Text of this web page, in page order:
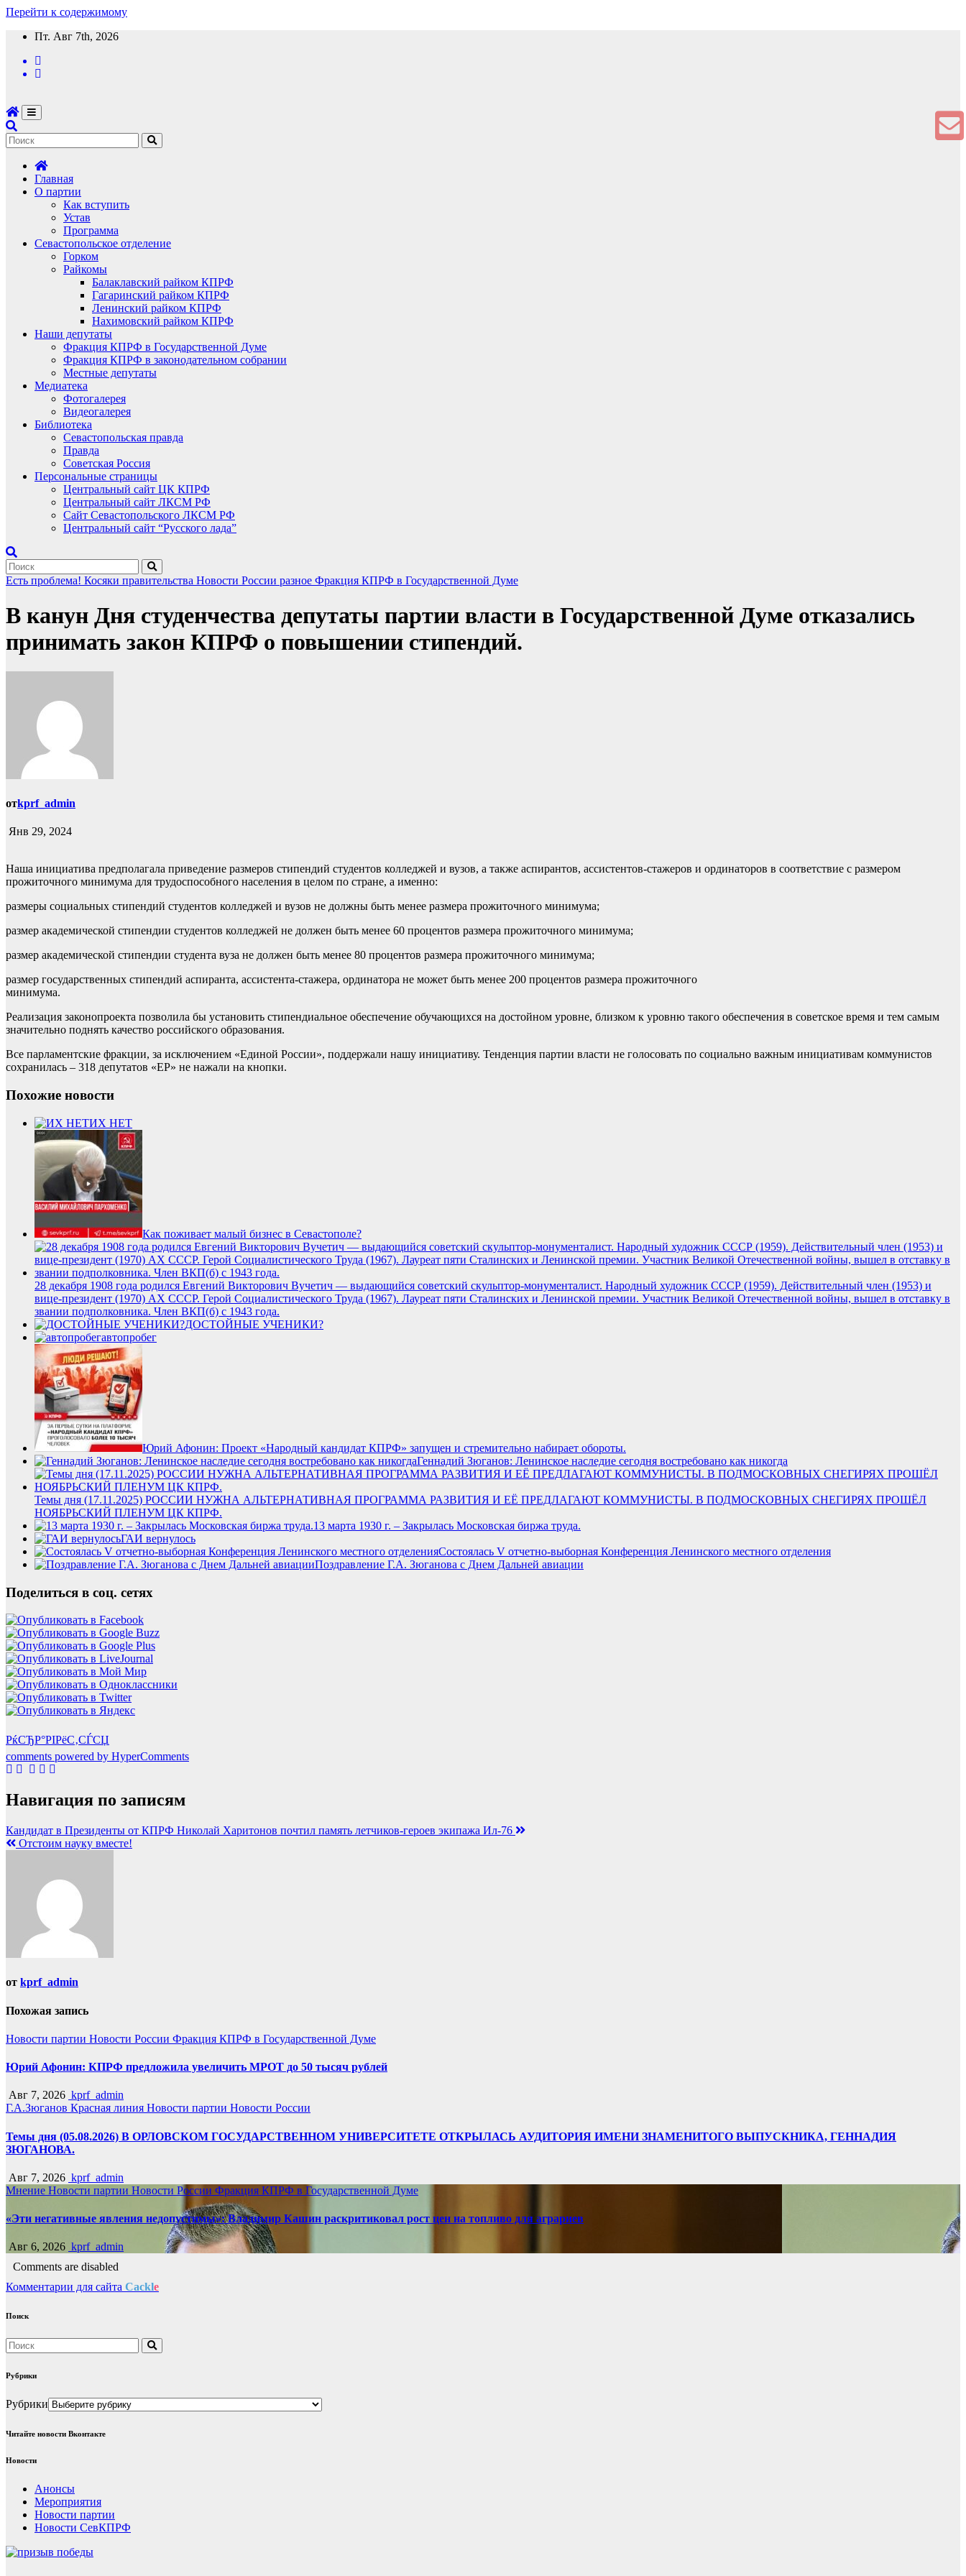
Перейти к содержимому
Пт. Авг 7th, 2026
Главная
О партии
Как вступить
Устав
Программа
Севастопольское отделение
Горком
Райкомы
Балаклавский райком КПРФ
Гагаринский райком КПРФ
Ленинский райком КПРФ
Нахимовский райком КПРФ
Наши депутаты
Фракция КПРФ в Государственной Думе
Фракция КПРФ в законодательном собрании
Местные депутаты
Медиатека
Фотогалерея
Видеогалерея
Библиотека
Севастопольская правда
Правда
Советская Россия
Персональные страницы
Центральный сайт ЦК КПРФ
Центральный сайт ЛКСМ РФ
Сайт Севастопольского ЛКСМ РФ
Центральный сайт “Русского лада”
Есть проблема! Косяки правительства Новости России разное Фракция КПРФ в Государственной Думе
В канун Дня студенчества депутаты партии власти в Государственной Думе отказались
принимать закон КПРФ о повышении стипендий.
отkprf_admin
Янв 29, 2024
Наша инициатива предполагала приведение размеров стипендий студентов колледжей и вузов, а также аспирантов, ассистентов-стажеров и ординаторов в соответствие с размером
прожиточного минимума для трудоспособного населения в целом по стране, а именно:
размеры социальных стипендий студентов колледжей и вузов не должны быть менее размера прожиточного минимума;
размер академической стипендии студентов колледжей не должен быть менее 60 процентов размера прожиточного минимума;
размер академической стипендии студента вуза не должен быть менее 80 процентов размера прожиточного минимума;
размер государственных стипендий аспиранта, ассистента-стажера, ординатора не может быть менее 200 процентов размера прожиточного
минимума.
Реализация законопроекта позволила бы установить стипендиальное обеспечение обучающихся на достойном уровне, близком к уровню такого обеспечения в советское время и тем самым
значительно поднять качество российского образования.
Все парламентские фракции, за исключением «Единой России», поддержали нашу инициативу. Тенденция партии власти не голосовать по социально важным инициативам коммунистов
сохранилась – 318 депутатов «ЕР» не нажали на кнопки.
Похожие новости
ИХ НЕТ
Как поживает малый бизнес в Севастополе?
28 декабря 1908 года родился Евгений Викторович Вучетич — выдающийся советский скульптор-монументалист. Народный художник СССР (1959). Действительный член (1953) и
вице-президент (1970) АХ СССР. Герой Социалистического Труда (1967). Лауреат пяти Сталинских и Ленинской премии. Участник Великой Отечественной войны, вышел в отставку в
звании подполковника. Член ВКП(б) с 1943 года.
ДОСТОЙНЫЕ УЧЕНИКИ?
автопробег
Юрий Афонин: Проект «Народный кандидат КПРФ» запущен и стремительно набирает обороты.
Геннадий Зюганов: Ленинское наследие сегодня востребовано как никогда
Темы дня (17.11.2025) РОССИИ НУЖНА АЛЬТЕРНАТИВНАЯ ПРОГРАММА РАЗВИТИЯ И ЕЁ ПРЕДЛАГАЮТ КОММУНИСТЫ. В ПОДМОСКОВНЫХ СНЕГИРЯХ ПРОШЁЛ
НОЯБРЬСКИЙ ПЛЕНУМ ЦК КПРФ.
13 марта 1930 г. – Закрылась Московская биржа труда.
ГАИ вернулось
Состоялась V отчетно-выборная Конференция Ленинского местного отделения
Поздравление Г.А. Зюганова с Днем Дальней авиации
Поделиться в соц. сетях
РќСЂР°РІРёС‚СЃСЏ
comments powered by HyperComments
Навигация по записям
Кандидат в Президенты от КПРФ Николай Харитонов почтил память летчиков-героев экипажа Ил-76
Отстоим науку вместе!
от kprf_admin
Похожая запись
Новости партии Новости России Фракция КПРФ в Государственной Думе
Юрий Афонин: КПРФ предложила увеличить МРОТ до 50 тысяч рублей
Авг 7, 2026 kprf_admin
Г.А.Зюганов Красная линия Новости партии Новости России
Темы дня (05.08.2026) В ОРЛОВСКОМ ГОСУДАРСТВЕННОМ УНИВЕРСИТЕТЕ ОТКРЫЛАСЬ АУДИТОРИЯ ИМЕНИ ЗНАМЕНИТОГО ВЫПУСКНИКА, ГЕННАДИЯ
ЗЮГАНОВА.
Авг 7, 2026 kprf_admin
Мнение Новости партии Новости России Фракция КПРФ в Государственной Думе
«Эти негативные явления недопустимы»: Владимир Кашин раскритиковал рост цен на топливо для аграриев
Авг 6, 2026 kprf_admin
Comments are disabled
Комментарии для сайта Cackle
Поиск
Рубрики
Рубрики
Читайте новости Вконтакте
Новости
Анонсы
Мероприятия
Новости партии
Новости СевКПРФ